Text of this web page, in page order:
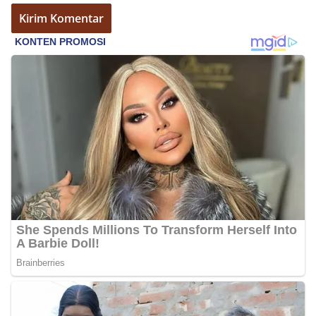
Bhabinkamtibmas dapat menghimpun informasi
awal terkait situasi sosial, potensi kerawanan,
maupun hal-hal yang dapat mengganggu
kondusivitas wilayah, khususnya menjelang
perayaan HUT Kemerdekaan RI yang biasanya
diwarnai dengan berbagai kegiatan dan
keramaian warga.‎‎Dengan adanya deteksi dini ini,
diharapkan potensi gangguan keamanan dapat
diantisipasi sejak awal sehingga situasi di
Kelurahan Sunggal tetap terjaga aman, tertib,
dan kondusif hingga puncak perayaan HUT
Kemerdekaan RI berlangsung.‎‎Wujud Kedekatan
Polri dengan Masyarakat‎Kegiatan sambang Door
to Door System ini merupakan salah satu bentuk
implementasi program Polri Presisi yang
mengedepankan kehadiran dan kedekatan
personel Kepolisian dengan masyarakat. Melalui
kegiatan semacam ini, Bhabinkamtibmas tidak
masyarakat dalam menjaga keamanan lingkungan
secara bersama-sama.‎‎Kehadiran